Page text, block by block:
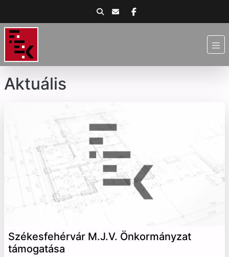
Aktuális
Székesfehérvár M.J.V. Önkormányzat
támogatása